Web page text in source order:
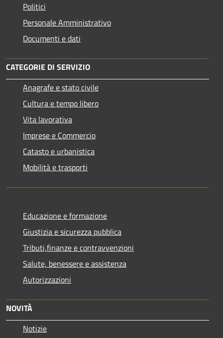
Politici
Personale Amministrativo
Documenti e dati
CATEGORIE DI SERVIZIO
Anagrafe e stato civile
Cultura e tempo libero
Vita lavorativa
Imprese e Commercio
Catasto e urbanistica
Mobilità e trasporti
Educazione e formazione
Giustizia e sicurezza pubblica
Tributi,finanze e contravvenzioni
Salute, benessere e assistenza
Autorizzazioni
NOVITÀ
Notizie